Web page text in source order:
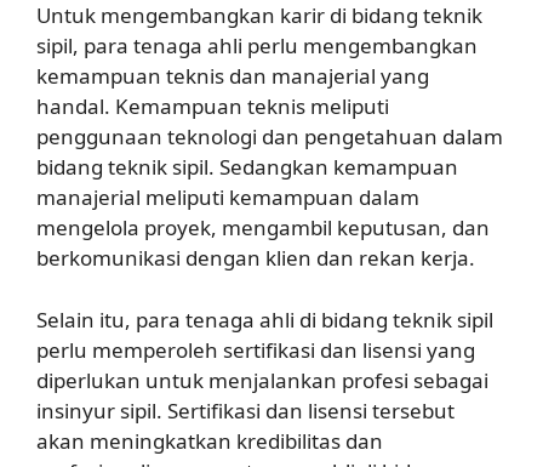
Untuk mengembangkan karir di bidang teknik
sipil, para tenaga ahli perlu mengembangkan
kemampuan teknis dan manajerial yang
handal. Kemampuan teknis meliputi
penggunaan teknologi dan pengetahuan dalam
bidang teknik sipil. Sedangkan kemampuan
manajerial meliputi kemampuan dalam
mengelola proyek, mengambil keputusan, dan
berkomunikasi dengan klien dan rekan kerja.
Selain itu, para tenaga ahli di bidang teknik sipil
perlu memperoleh sertifikasi dan lisensi yang
diperlukan untuk menjalankan profesi sebagai
insinyur sipil. Sertifikasi dan lisensi tersebut
akan meningkatkan kredibilitas dan